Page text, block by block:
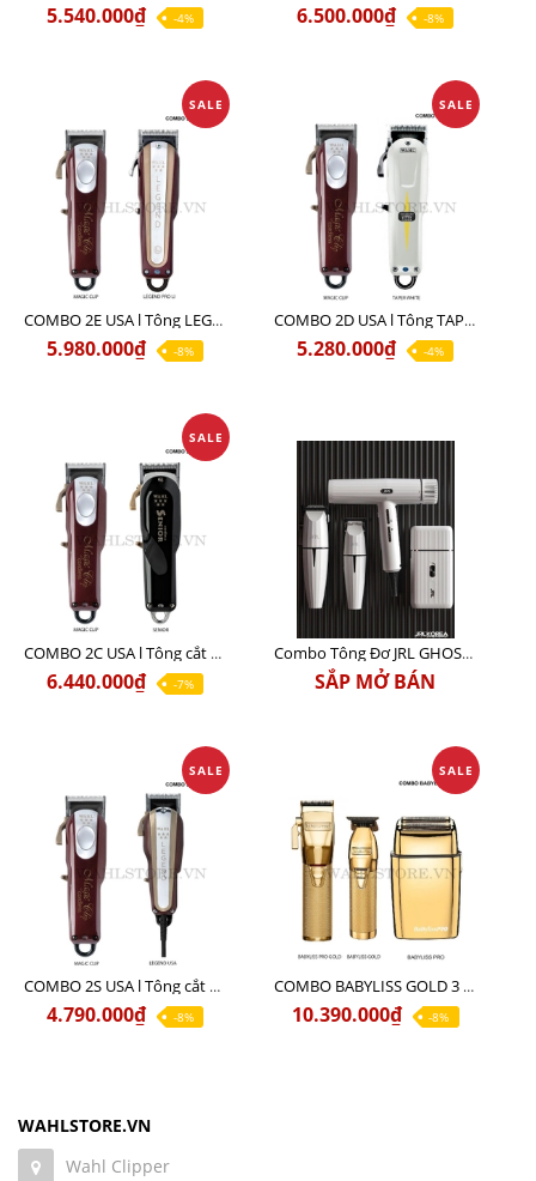
5.540.000₫ -4% 6.500.000₫ -8%
SALE
COMBO 2E USA l Tông LEGEND PRO LI + Tông MAGIC CLIP
5.980.000₫ -8%
SALE
COMBO 2D USA l Tông TAPER WHITE + Tông MAGIC CLIP
5.280.000₫ -4%
SALE
COMBO 2C USA l Tông cắt Senior + Tông cắt Magic clip
6.440.000₫ -7%
Combo Tông Đơ JRL GHOST 3 Limited Edition Chính Hãng USA
SẮP MỞ BÁN
SALE
COMBO 2S USA l Tông cắt LEGEND USA CÓ DÂY 220V + Tông pin MAGIC CLIP
4.790.000₫ -8%
SALE
COMBO BABYLISS GOLD 3 cao cấp chính hãng
10.390.000₫ -8%
WAHLSTORE.VN
Wahl Clipper